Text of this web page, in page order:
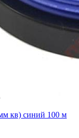
кв) синий 100 м